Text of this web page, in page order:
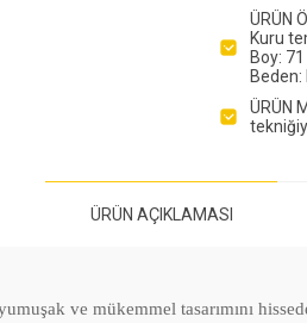
ÜRÜN
Kuru
Boy:
Beden:
ÜRÜN
ÜRÜN AÇIKLAMASI
ve mükemmel tasarımını